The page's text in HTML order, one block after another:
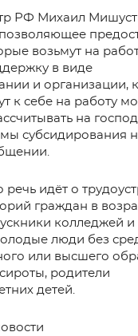
РФ Михаил
возьмут на
в виде
и организации,
к себе на работу
на
субсидирования
речь идёт о
граждан в
колледжей и
люди без
или высшего
родители
детей.